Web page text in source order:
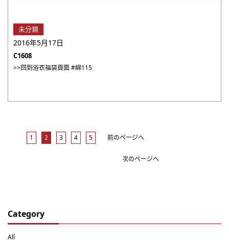
Category
All
未分類
2016年5月17日
C1608
>>回到浴衣福袋頁面 #綿115
前のページへ
1 2 3 4 5
次のページへ